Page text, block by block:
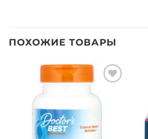
ПОХОЖИЕ ТОВАРЫ
в список